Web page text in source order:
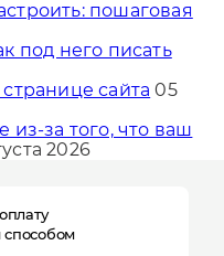
пошаговая
под него писать
сайта 05
из-за того, что ваш
2026